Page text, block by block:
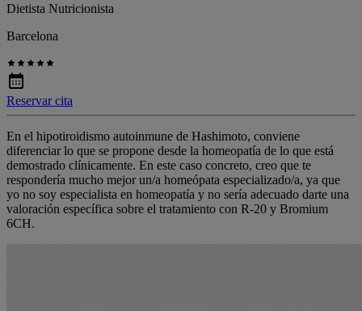
Dietista Nutricionista
Barcelona
Reservar cita
En el hipotiroidismo autoinmune de Hashimoto, conviene
diferenciar lo que se propone desde la homeopatía de lo que está
demostrado clínicamente. En este caso concreto, creo que te
respondería mucho mejor un/a homeópata especializado/a, ya que
yo no soy especialista en homeopatía y no sería adecuado darte una
valoración específica sobre el tratamiento con R-20 y Bromium
6CH.